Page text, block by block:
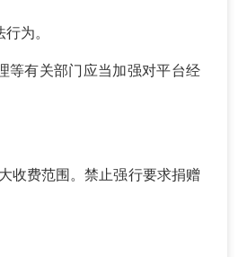
为。
等有关部门应当加强对平台经
收费范围。禁止强行要求捐赠